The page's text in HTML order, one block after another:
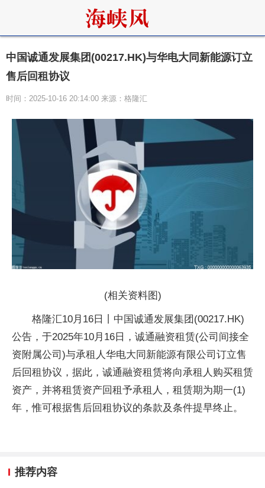
中国诚通发展集团(00217.HK)与华电大同新能源订立
售后回租协议
时间：2025-10-16 20:14:00 来源：格隆汇
(相关资料图)
格隆汇10月16日丨中国诚通发展集团(00217.HK)
公告，于2025年10月16日，诚通融资租赁(公司间接全
资附属公司)与承租人华电大同新能源有限公司订立售
后回租协议，据此，诚通融资租赁将向承租人购买租赁
资产，并将租赁资产回租予承租人，租赁期为期一(1)
年，惟可根据售后回租协议的条款及条件提早终止。
推荐内容